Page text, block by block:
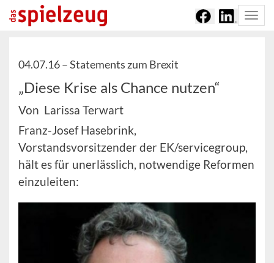
04.07.16 –Statements zum Brexit
„Diese Krise als Chance nutzen“
Von Larissa Terwart
Franz-Josef Hasebrink,
Vorstandsvorsitzender der EK/servicegroup,
hält es für unerlässlich, notwendige Reformen
einzuleiten: